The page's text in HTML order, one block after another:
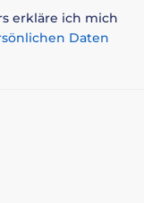
erkläre ich mich
Daten